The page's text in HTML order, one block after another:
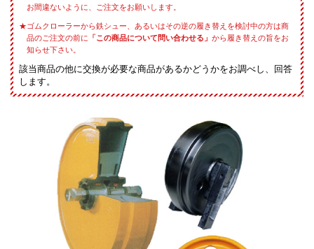
お間違ないように、ご注文をお願いします。
ゴムクローラーから鉄シュー、あるいはその逆の履き替えを検討中の方は商
品のご注文の前に 「この商品について問い合わせる」から履き替えの旨をお
知らせ下さい。
該当商品の他に交換が必要な商品があるかどうかをお調べし、回答
します。